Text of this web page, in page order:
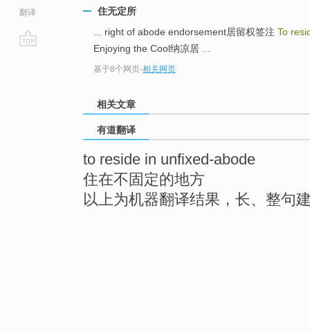
翻译
住无定所
... right of abode endorsement居留权签注 To
Enjoying the Cool纳凉居 ...
基于8个网页-相关网页
相关文章
有道翻译
to reside in unfixed-abode
住在不固定的地方
以上为机器翻译结果，长、整句